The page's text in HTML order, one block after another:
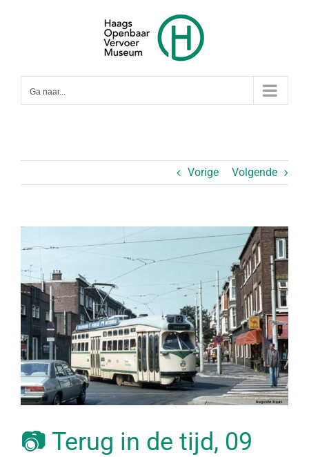
Ga naar...
Vorige Volgende
grotere
afbeelding
📷 Terug in de tijd, 09